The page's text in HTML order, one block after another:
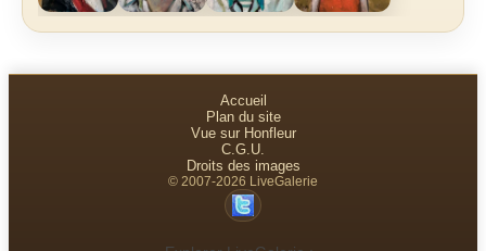
Accueil
Plan du site
Vue sur Honfleur
C.G.U.
Droits des images
© 2007-2026 LiveGalerie